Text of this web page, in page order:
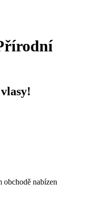
obchodě nabízen